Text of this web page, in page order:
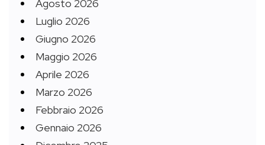
Agosto 2026
Luglio 2026
Giugno 2026
Maggio 2026
Aprile 2026
Marzo 2026
Febbraio 2026
Gennaio 2026